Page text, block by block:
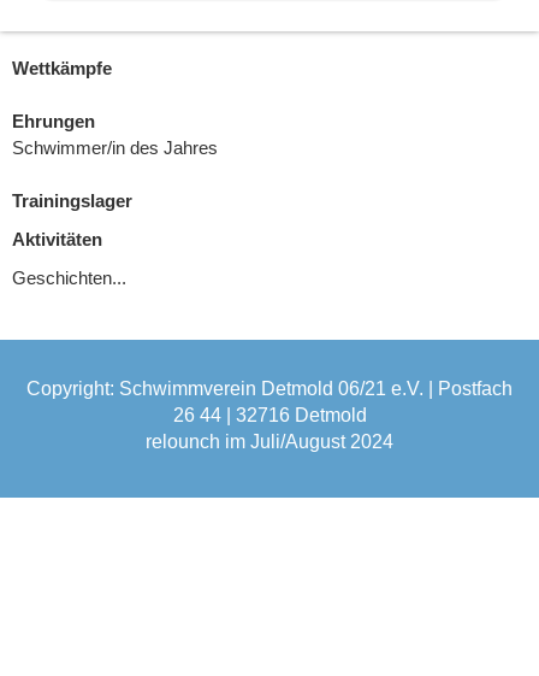
Wettkämpfe
Ehrungen
Schwimmer/in des Jahres
Trainingslager
Aktivitäten
Geschichten...
Copyright: Schwimmverein Detmold 06/21 e.V. | Postfach
26 44 | 32716 Detmold
relounch im Juli/August 2024